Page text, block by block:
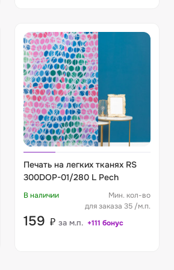
Печать на легких тканях RS
300DOP-01/280 L Pech
В наличии
Мин. кол-во
для заказа 35 /м.п.
159 ₽ за м.п. +111 бонус